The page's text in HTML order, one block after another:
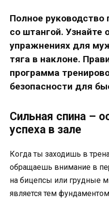
Полное руководство
со штангой. Узнайте
упражнениях для
тяга в наклоне.
программа
безопасности для
Сильная спина –
успеха в зале
Когда ты заходишь в
обращаешь внимание в
на бицепсы или грудные
является тем